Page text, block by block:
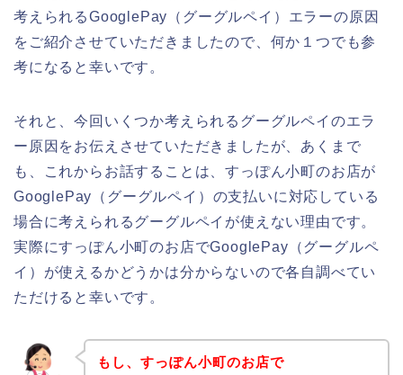
考えられるGooglePay（グーグルペイ）エラーの原因
をご紹介させていただきましたので、何か１つでも参
考になると幸いです。
それと、今回いくつか考えられるグーグルペイのエラ
ー原因をお伝えさせていただきましたが、あくまで
も、これからお話することは、すっぽん小町のお店が
GooglePay（グーグルペイ）の支払いに対応している
場合に考えられるグーグルペイが使えない理由です。
実際にすっぽん小町のお店でGooglePay（グーグルペ
イ）が使えるかどうかは分からないので各自調べてい
ただけると幸いです。
もし、すっぽん小町のお店で